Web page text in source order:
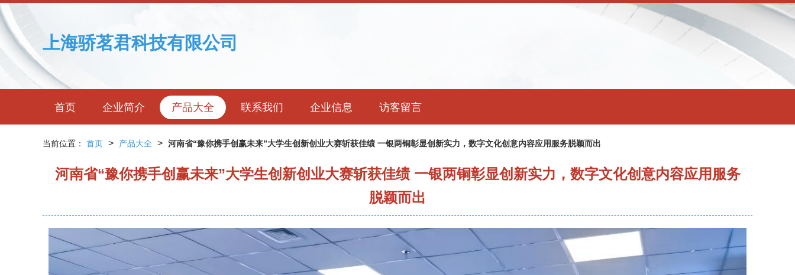
上海骄茗君科技有限公司
首页 企业简介 产品大全 联系我们 企业信息 访客留言
当前位置： 首页 > 产品大全 > 河南省“豫你携手创赢未来”大学生创新创业大赛斩获佳绩 一银两铜彰显创新实力，数字文化创意内容应用服务脱颖而出
河南省“豫你携手创赢未来”大学生创新创业大赛斩获佳绩 一银两铜彰显创新实力，数字文化创意内容应用服务
脱颖而出